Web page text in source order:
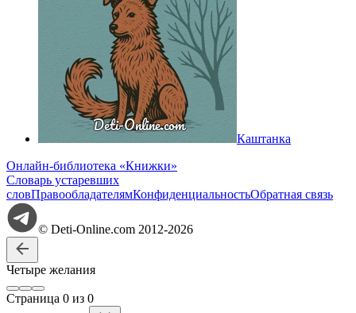
Каштанка
Онлайн-библиотека «Книжки»
Словарь устаревших
словПравообладателямКонфиденциальностьОбратная связь
© Deti-Online.com 2012-2026
Четыре желания
Страница 0 из 0